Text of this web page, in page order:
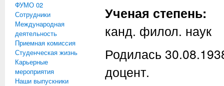
ФУМО 02
Сотрудники
Международная
деятельность
Приемная комиссия
Студенческая жизнь
Карьерные
мероприятия
Наши выпускники
Ученая степень:
канд. филол. наук
Родилась
доцент.